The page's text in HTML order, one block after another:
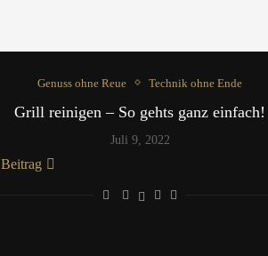
Genuss ohne Reue Technik ohne Ende
Grill reinigen – So gehts ganz einfach!
Juli 9, 2022